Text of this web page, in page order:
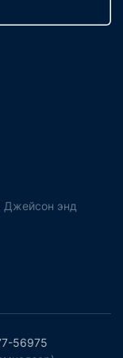
Джейсон энд
56975